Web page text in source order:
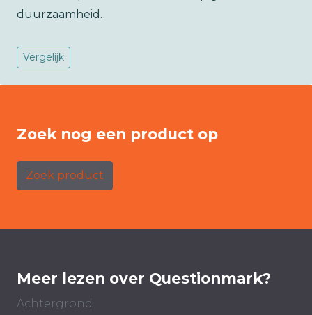
duurzaamheid.
Vergelijk
Zoek nog een product op
Zoek product
Meer lezen over Questionmark?
Achtergrond